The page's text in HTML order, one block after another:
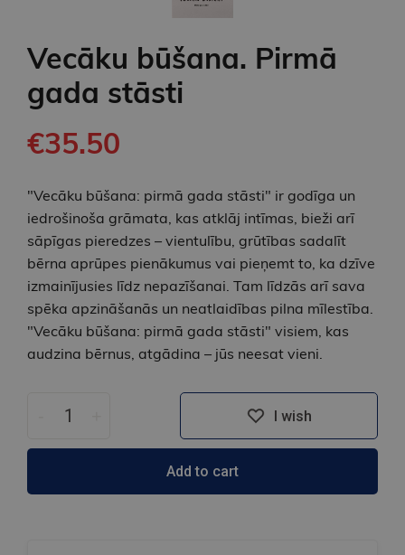
Vecāku būšana. Pirmā
gada stāsti
€35.50
"Vecāku būšana: pirmā gada stāsti" ir godīga un
iedrošinoša grāmata, kas atklāj intīmas, bieži arī
sāpīgas pieredzes – vientulību, grūtības sadalīt
bērna aprūpes pienākumus vai pieņemt to, ka dzīve
izmainījusies līdz nepazīšanai. Tam līdzās arī sava
spēka apzināšanās un neatlaidības pilna mīlestība.
"Vecāku būšana: pirmā gada stāsti" visiem, kas
audzina bērnus, atgādina – jūs neesat vieni.
I wish
Add to cart